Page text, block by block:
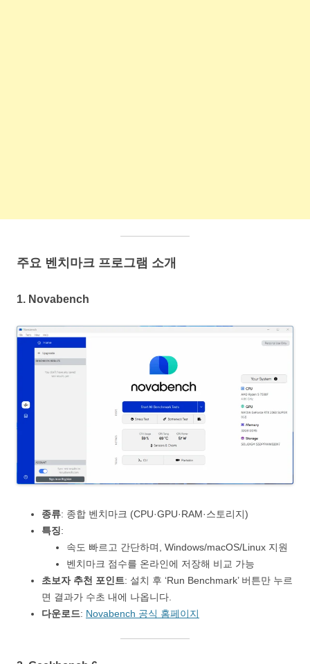
주요 벤치마크 프로그램 소개
1. Novabench
종류: 종합 벤치마크 (CPU·GPU·RAM·스토리지)
특징:
속도 빠르고 간단하며, Windows/macOS/Linux 지원
벤치마크 점수를 온라인에 저장해 비교 가능
초보자 추천 포인트: 설치 후 ‘Run Benchmark’ 버튼만 누르
면 결과가 수초 내에 나옵니다.
다운로드: Novabench 공식 홈페이지